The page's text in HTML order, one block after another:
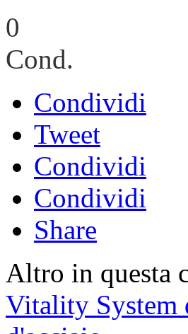
0
Cond.
Condividi
Tweet
Condividi
Condividi
Share
Altro in questa
Vitality System